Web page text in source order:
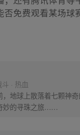
免费观看某场球
· 热血
，地球上散落着七颗神
妙的寻珠之旅……